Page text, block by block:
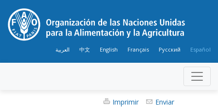
العربية 中文 English Français Русский Español
Imprimir Enviar